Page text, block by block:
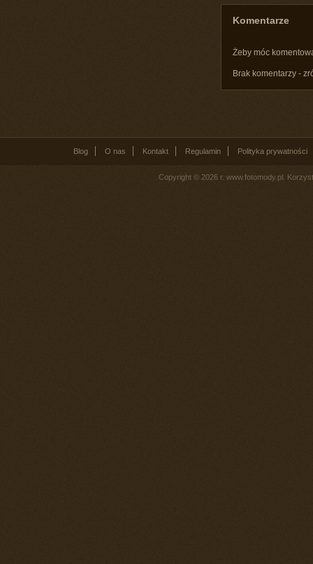
Komentarze
Żeby móc
Brak komentarzy -
Blog O nas Kontakt Regulamin Polityka prywatności
Copyright © 2026 r. www.fotomody.pl.